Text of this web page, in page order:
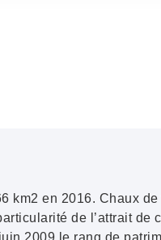
km2 en 2016. Chaux de
de l’attrait de
2009 le rang de